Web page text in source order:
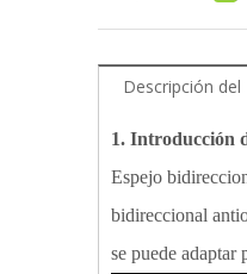
Descripción
1. Introducción
Espejo
bidireccional
se puede adaptar